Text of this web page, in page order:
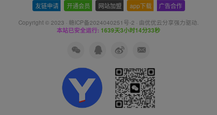
友链申请 开通会员 网站加盟 app下载 广告合作
Copyright © 2023 · 赣ICP备2024040251号-2 · 由优优云分享强力驱动.
本站已安全运行: 1639天3小时14分33秒